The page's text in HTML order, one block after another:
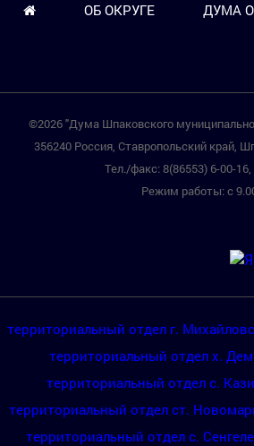
ОБ ОКРУГЕ ДУМА
©2026 "Дума Шпаковского
356240 Россия, Ставропольский край,
Тел./факс: 8(86553) 6-00-
Режим работы: с
территориальный отдел г.
территориальный отдел х.
территориальный отдел с.
территориальный отдел ст.
территориальный отдел с.